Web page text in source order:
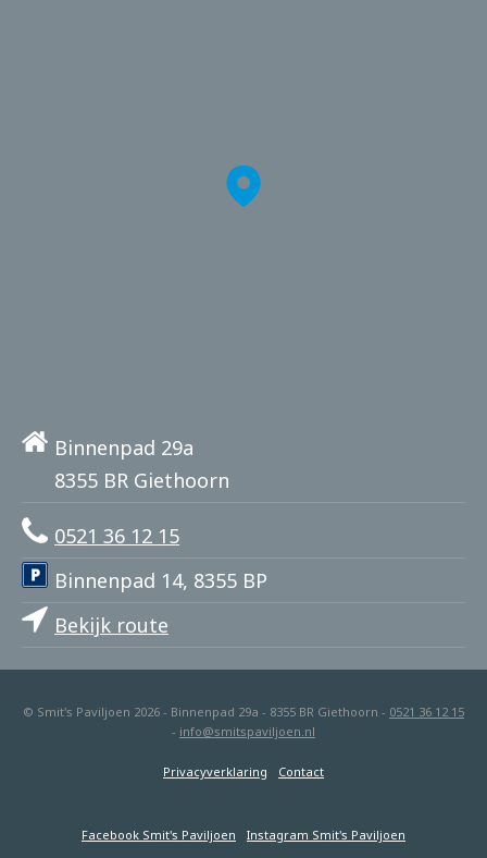
Binnenpad 29a
8355 BR Giethoorn
0521 36 12 15
Binnenpad 14, 8355 BP
Bekijk route
© Smit's Paviljoen 2026 - Binnenpad 29a - 8355 BR Giethoorn - 0521 36 12 15
- info@smitspaviljoen.nl
Privacyverklaring Contact
Facebook Smit's Paviljoen Instagram Smit's Paviljoen